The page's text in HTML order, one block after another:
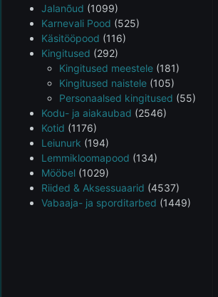
Jalanõud (1099)
Karnevali Pood (525)
Käsitööpood (116)
Kingitused (292)
Kingitused meestele (181)
Kingitused naistele (105)
Personaalsed kingitused (55)
Kodu- ja aiakaubad (2546)
Kotid (1176)
Leiunurk (194)
Lemmikloomapood (134)
Mööbel (1029)
Riided & Aksessuaarid (4537)
Vabaaja- ja sporditarbed (1449)